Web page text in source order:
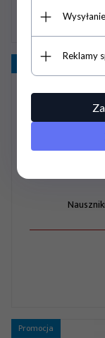
Promocja
Promocja
Reklamy